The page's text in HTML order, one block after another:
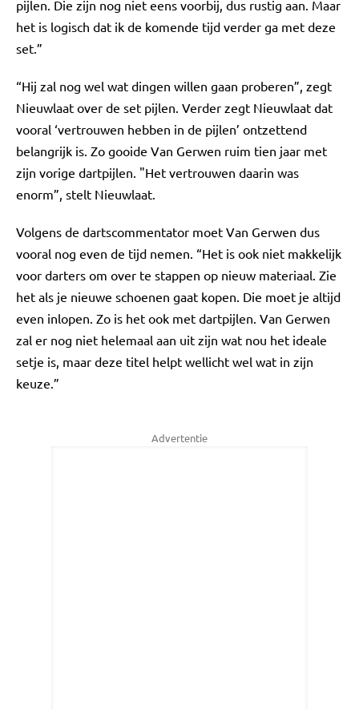
pijlen. Die zijn nog niet eens voorbij, dus rustig aan. Maar
het is logisch dat ik de komende tijd verder ga met deze
set.”
“Hij zal nog wel wat dingen willen gaan proberen”, zegt
Nieuwlaat over de set pijlen. Verder zegt Nieuwlaat dat
vooral ‘vertrouwen hebben in de pijlen’ ontzettend
belangrijk is. Zo gooide Van Gerwen ruim tien jaar met
zijn vorige dartpijlen. "Het vertrouwen daarin was
enorm”, stelt Nieuwlaat.
Volgens de dartscommentator moet Van Gerwen dus
vooral nog even de tijd nemen. “Het is ook niet makkelijk
voor darters om over te stappen op nieuw materiaal. Zie
het als je nieuwe schoenen gaat kopen. Die moet je altijd
even inlopen. Zo is het ook met dartpijlen. Van Gerwen
zal er nog niet helemaal aan uit zijn wat nou het ideale
setje is, maar deze titel helpt wellicht wel wat in zijn
keuze.”
Advertentie